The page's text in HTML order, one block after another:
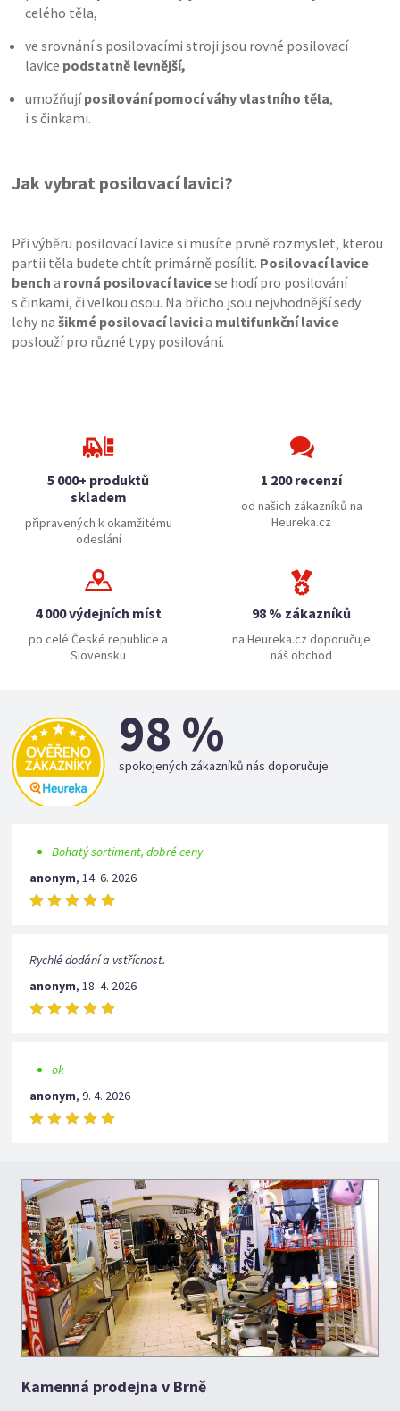
celého těla,
ve srovnání s posilovacími stroji jsou rovné posilovací
lavice podstatně levnější,
umožňujíposilování pomocí váhy vlastního těla,
i s činkami.
Jak vybrat posilovací lavici?
Při výběru posilovací lavice si musíte prvně rozmyslet, kterou
partii těla budete chtít primárně posílit. Posilovací lavice
bench a rovná posilovací lavicese hodí pro posilování
s činkami, či velkou osou. Na břicho jsou nejvhodnější sedy
lehy našikmé posilovací lavicia multifunkční lavice
poslouží pro různé typy posilování.
5 000+ produktů
skladem
připravených k okamžitému
odeslání
1 200 recenzí
od našich zákazníků na
Heureka.cz
4 000 výdejních míst
po celé České republice a
Slovensku
98 % zákazníků
na Heureka.cz doporučuje
náš obchod
98 %
spokojených zákazníků nás doporučuje
Bohatý sortiment, dobré ceny
anonym,14. 6. 2026
Rychlé dodání a vstřícnost.
anonym,18. 4. 2026
ok
anonym,9. 4. 2026
Kamenná prodejna v Brně